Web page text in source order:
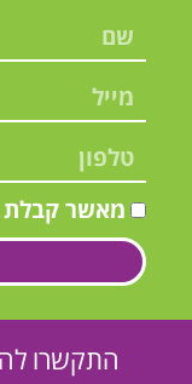
מאשר קבלת
התקשרו